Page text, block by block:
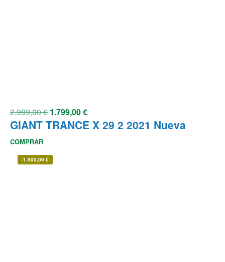
2.999,00€ 1.799,00€
GIANT TRANCE X 29 2 2021 Nueva
COMPRAR
-1.500,00 €